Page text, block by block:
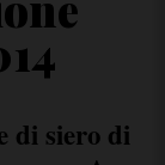
di siero di